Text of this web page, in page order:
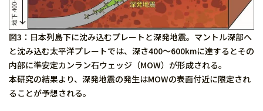
図3：日本列島下に沈み込むプレートと深発地震。マントル深部へ
と沈み込む太平洋プレートでは、深さ400～600kmに達するとその
内部に準安定カンラン石ウェッジ（MOW）が形成される。
本研究の結果より、深発地震の発生はMOWの表面付近に限定され
ることが予想される。